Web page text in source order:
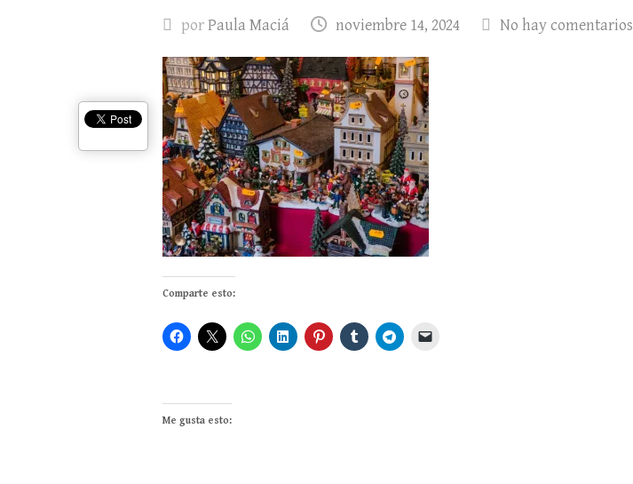
porPaula Maciá noviembre 14, 2024 No hay comentarios
Comparte esto:
Me gusta esto: